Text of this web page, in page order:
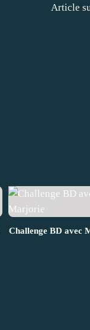
Article
Challenge BD avec